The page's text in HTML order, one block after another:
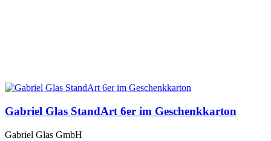
Gabriel Glas StandArt 6er im Geschenkkarton
Gabriel Glas GmbH